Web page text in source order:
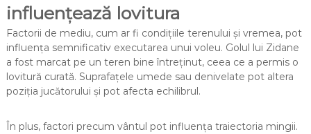
influențează lovitura
Factorii de mediu, cum ar fi condițiile terenului și vremea, pot
influența semnificativ executarea unui voleu. Golul lui Zidane
a fost marcat pe un teren bine întreținut, ceea ce a permis o
lovitură curată. Suprafațele umede sau denivelate pot altera
poziția jucătorului și pot afecta echilibrul.
În plus, factori precum vântul pot influența traiectoria mingii.